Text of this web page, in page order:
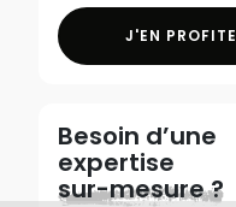
J'EN PROFITE
Besoin d’une
expertise
sur-mesure ?